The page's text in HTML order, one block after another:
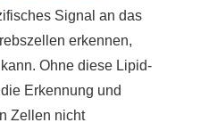
Signal an das
erkennen,
Ohne diese Lipid-
Erkennung und
Zellen nicht